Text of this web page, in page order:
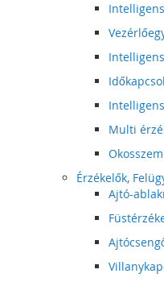
Multi
Érzékelők,
Ajtó-